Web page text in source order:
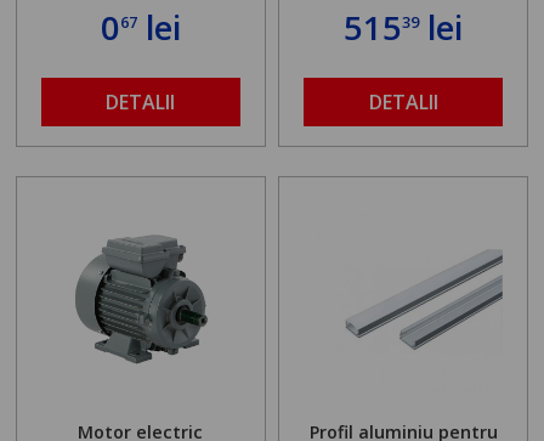
067lei
DETALII
51539lei
DETALII
Motor electric
Profil aluminiu pentru